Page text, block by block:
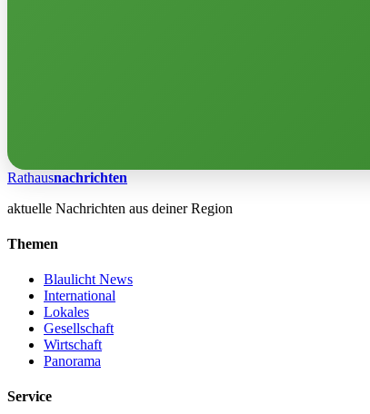
Rathausnachrichten
aktuelle Nachrichten aus deiner Region
Themen
Blaulicht News
International
Lokales
Gesellschaft
Wirtschaft
Panorama
Service